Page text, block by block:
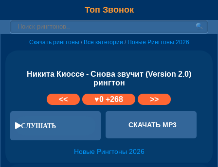
Топ Звонок
Скачать рингтоны / Все категории / Новые Рингтоны 2026
Никита Киоссе - Снова звучит (Version 2.0)
рингтон
<<
♥0+268 >>
СЛУШАТЬ СКАЧАТЬ MP3
Новые Рингтоны 2026